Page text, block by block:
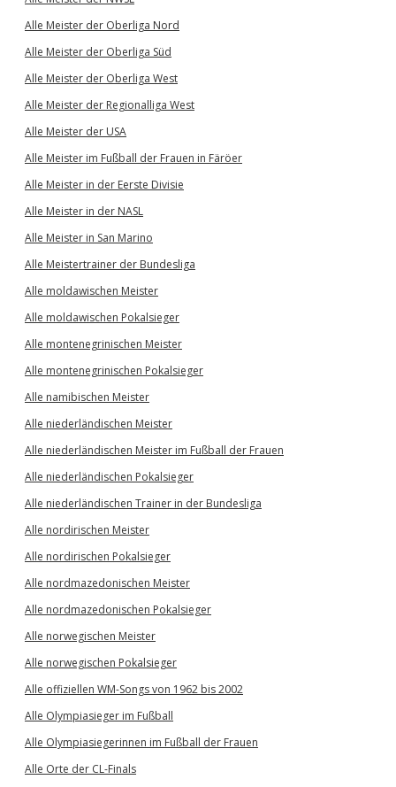
Alle Meister der Oberliga Nord
Alle Meister der Oberliga Süd
Alle Meister der Oberliga West
Alle Meister der Regionalliga West
Alle Meister der USA
Alle Meister im Fußball der Frauen in Färöer
Alle Meister in der Eerste Divisie
Alle Meister in der NASL
Alle Meister in San Marino
Alle Meistertrainer der Bundesliga
Alle moldawischen Meister
Alle moldawischen Pokalsieger
Alle montenegrinischen Meister
Alle montenegrinischen Pokalsieger
Alle namibischen Meister
Alle niederländischen Meister
Alle niederländischen Meister im Fußball der Frauen
Alle niederländischen Pokalsieger
Alle niederländischen Trainer in der Bundesliga
Alle nordirischen Meister
Alle nordirischen Pokalsieger
Alle nordmazedonischen Meister
Alle nordmazedonischen Pokalsieger
Alle norwegischen Meister
Alle norwegischen Pokalsieger
Alle offiziellen WM-Songs von 1962 bis 2002
Alle Olympiasieger im Fußball
Alle Olympiasiegerinnen im Fußball der Frauen
Alle Orte der CL-Finals